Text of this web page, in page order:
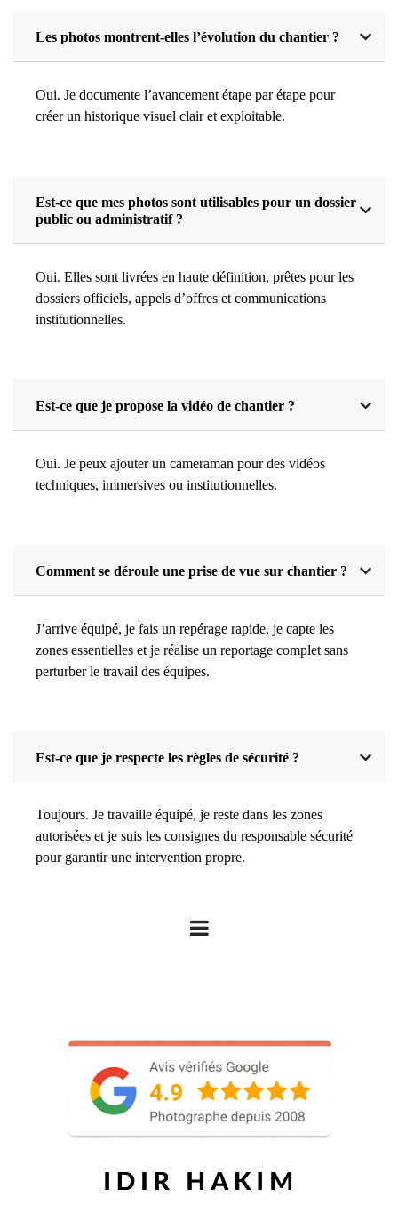
Les photos montrent-elles l’évolution du chantier ?
Oui. Je documente l’avancement étape par étape pour
créer un historique visuel clair et exploitable.
Est-ce que mes photos sont utilisables pour un dossier
public ou administratif ?
Oui. Elles sont livrées en haute définition, prêtes pour les
dossiers officiels, appels d’offres et communications
institutionnelles.
Est-ce que je propose la vidéo de chantier ?
Oui. Je peux ajouter un cameraman pour des vidéos
techniques, immersives ou institutionnelles.
Comment se déroule une prise de vue sur chantier ?
J’arrive équipé, je fais un repérage rapide, je capte les
zones essentielles et je réalise un reportage complet sans
perturber le travail des équipes.
Est-ce que je respecte les règles de sécurité ?
Toujours. Je travaille équipé, je reste dans les zones
autorisées et je suis les consignes du responsable sécurité
pour garantir une intervention propre.